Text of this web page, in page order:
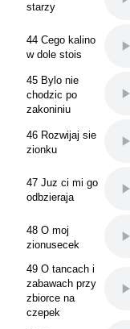
starzy
44 Cego kalino
w dole stois
45 Bylo nie
chodzic po
zakoniniu
46 Rozwijaj sie
zionku
47 Juz ci mi go
odbzieraja
48 O moj
zionusecek
49 O tancach i
zabawach przy
zbiorce na
czepek